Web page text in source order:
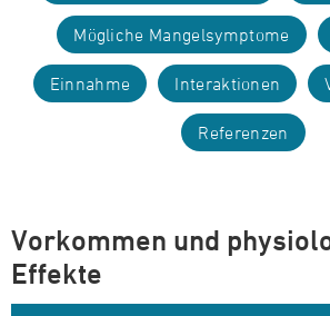
Mögliche Mangelsymptome
Einnahme Interaktionen
Referenzen
Vorkommen und
Effekte